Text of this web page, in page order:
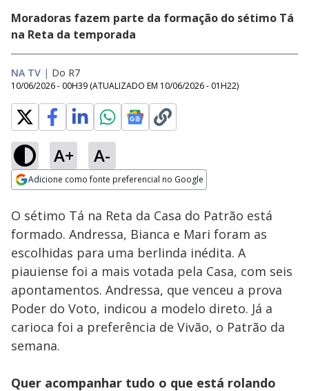
Moradoras fazem parte da formação do sétimo Tá
na Reta da temporada
NA TV | Do R7
10/06/2026 - 00H39 (ATUALIZADO EM 10/06/2026 - 01H22)
A+ A-
Adicione como fonte preferencial no Google
Ativar
Loaded
28.72%
O sétimo Tá na Reta da Casa do Patrão está
formado. Andressa, Bianca e Mari foram as
escolhidas para uma berlinda inédita. A
piauiense foi a mais votada pela Casa, com seis
apontamentos. Andressa, que venceu a prova
Poder do Voto, indicou a modelo direto. Já a
carioca foi a preferência de Vivão, o Patrão da
semana.
Quer acompanhar tudo o que está rolando